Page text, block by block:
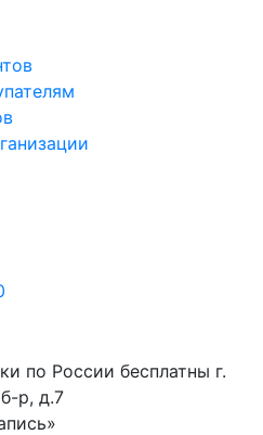
по России бесплатны г.
д.7